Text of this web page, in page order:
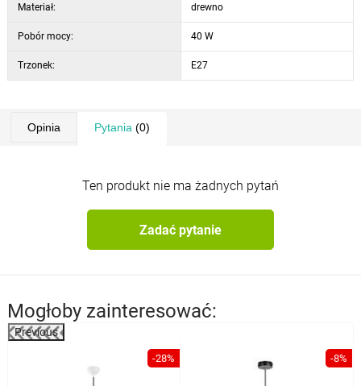
Materiał: drewno
Pobór mocy: 40 W
Trzonek: E27
Opinia Pytania (0)
Ten produkt nie ma żadnych pytań
Zadać pytanie
Mogłoby zainteresować:
Previous
-28% -8%